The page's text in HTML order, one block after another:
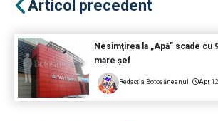
Articol precedent
Nesimţirea la „Apă” scade cu
mare şef
Redacția Botoșăneanul Apr